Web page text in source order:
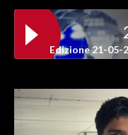
3 MINUTI CON
INSULARITÀ
INFO AZIENDE
ABBONATI
Edizione 21-05-